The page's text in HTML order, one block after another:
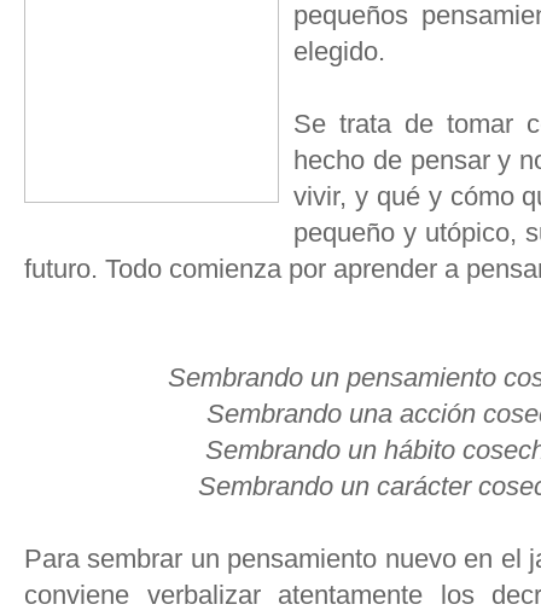
pequeños
elegido.
Se trata de tomar
hecho de pensar y
vivir, y qué y cómo
pequeño y utópico,
futuro. Todo comienza por aprender a
Sembrando un pensamiento
Sembrando una acción
Sembrando un hábito
Sembrando un carácter
Para sembrar un pensamiento nuevo en el
conviene verbalizar atentamente los